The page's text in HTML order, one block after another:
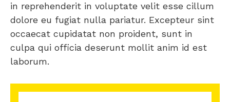
in reprehenderit in voluptate velit esse cillum
dolore eu fugiat nulla pariatur. Excepteur sint
occaecat cupidatat non proident, sunt in
culpa qui officia deserunt mollit anim id est
laborum.